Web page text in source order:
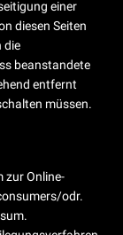
einer
diesen Seiten
die
beanstandete
entfernt
müssen.
zur Online-
odr.